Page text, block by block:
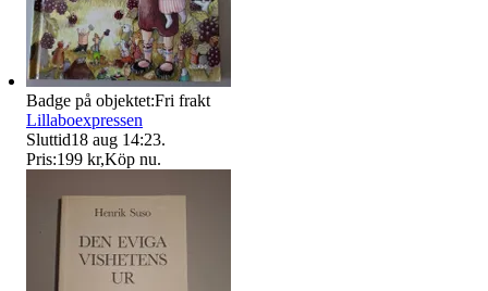
Badge på objektet:Fri frakt
Lillaboexpressen
Sluttid18 aug 14:23.
Pris:199 kr,Köp nu.